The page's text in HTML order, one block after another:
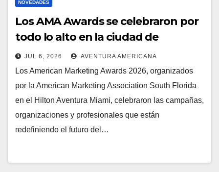
NOVEDADES
Los AMA Awards se celebraron por
todo lo alto en la ciudad de
Aventura
JUL 6, 2026 AVENTURA AMERICANA
Los American Marketing Awards 2026, organizados
por la American Marketing Association South Florida
en el Hilton Aventura Miami, celebraron las campañas,
organizaciones y profesionales que están
redefiniendo el futuro del…